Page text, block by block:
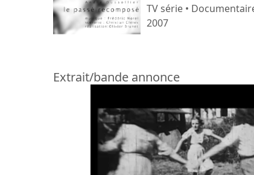
TV série •
2007
Extrait/bande annonce